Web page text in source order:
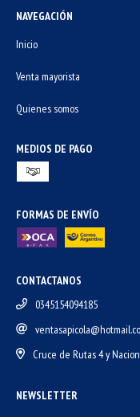
NAVEGACIÓN
Inicio
Venta mayorista
Quienes somos
MEDIOS DE PAGO
FORMAS DE ENVÍO
CONTACTANOS
0345154094185
Cruce de Rutas 4 y
NEWSLETTER